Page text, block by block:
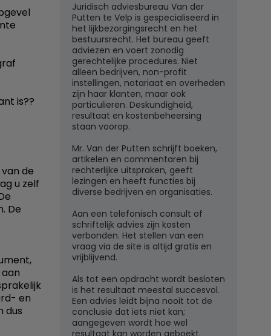
is??
de
u zelf
De
en
dus
Juridisch adviesbureau Van der
Putten te Velp is gespecialiseerd in
het lijkbezorgingsrecht en het
bestuursrecht. Het bureau geeft
adviezen en voert zonodig
gerechtelijke procedures. Niet
alleen bedrijven, non-profit
instellingen, notariaat en overheden
zijn haar klanten, maar ook
particulieren. Deskundigheid,
resultaat en kostenbeheersing
staan voorop.
Mr. Van der Putten schrijft boeken,
artikelen en commentaren bij
rechterlijke uitspraken, geeft
lezingen en heeft functies bij
diverse bedrijven en organisaties.
Aan een telefonisch consult of
schriftelijk advies zijn kosten
verbonden. Het stellen van een
vraag via de site is altijd gratis en
vrijblijvend.
Als tot een opdracht wordt besloten
is het resultaat meestal succesvol.
Een advies leidt bijna nooit tot de
conclusie dat iets niet kan;
aangegeven wordt hoe wel